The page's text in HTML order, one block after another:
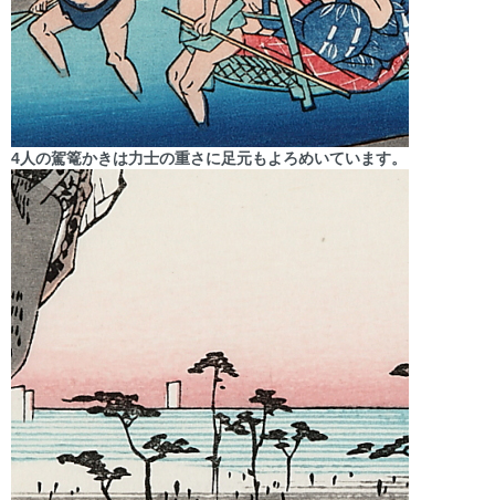
4人の駕篭かきは力士の重さに足元もよろめいています。